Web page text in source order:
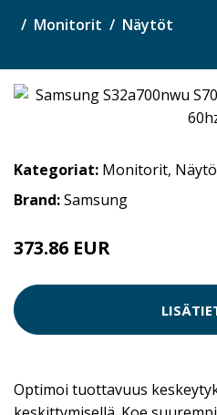
Monitorit Näytöt
Kategoriat: Monitorit,
Brand:Samsung
373.86 EUR
Optimoi tuottavuus